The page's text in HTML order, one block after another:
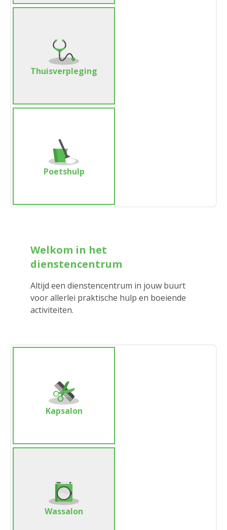
Thuisverpleging
Poetshulp
Welkom in het
dienstencentrum
Altijd een dienstencentrum in jouw buurt
voor allerlei praktische hulp en boeiende
activiteiten.
Kapsalon
Wassalon